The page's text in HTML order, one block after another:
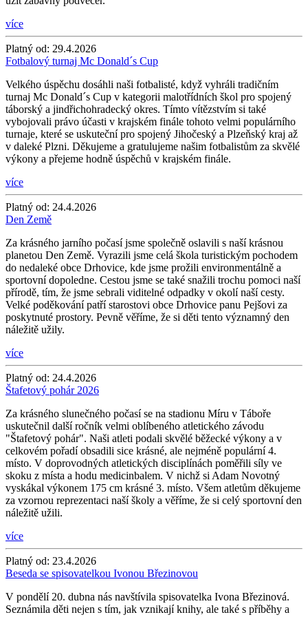
více
Platný od: 29.4.2026
Fotbalový turnaj Mc Donald´s Cup
Velkého úspěchu dosáhli naši fotbalisté, když vyhráli tradičním
turnaj Mc Donald´s Cup v kategorii malotřídních škol pro spojený
táborský a jindřichohradecký okres. Tímto vítězstvím si také
vybojovali právo účasti v krajském finále tohoto velmi populárního
turnaje, které se uskuteční pro spojený Jihočeský a Plzeňský kraj až
v daleké Plzni. Děkujeme a gratulujeme našim fotbalistům za skvělé
výkony a přejeme hodně úspěchů v krajském finále.
více
Platný od: 24.4.2026
Den Země
Za krásného jarního počasí jsme společně oslavili s naší krásnou
planetou Den Země. Vyrazili jsme celá škola turistickým pochodem
do nedaleké obce Drhovice, kde jsme prožili environmentálně a
sportovní dopoledne. Cestou jsme se také snažili trochu pomoci naší
přírodě, tím, že jsme sebrali viditelné odpadky v okolí naší cesty.
Velké poděkování patří starostovi obce Drhovice panu Pejšovi za
poskytnuté prostory. Pevně věříme, že si děti tento významný den
náležitě užily.
více
Platný od: 24.4.2026
Štafetový pohár 2026
Za krásného slunečného počasí se na stadionu Míru v Táboře
uskutečnil další ročník velmi oblíbeného atletického závodu
"Štafetový pohár". Naši atleti podali skvělé běžecké výkony a v
celkovém pořadí obsadili sice krásné, ale nejméně populární 4.
místo. V doprovodných atletických disciplínách poměřili síly ve
skoku z místa a hodu medicinbalem. V nichž si Adam Novotný
vyskákal výkonem 175 cm krásné 3. místo. Všem atletům děkujeme
za vzornou reprezentaci naší školy a věříme, že si celý sportovní den
náležitě užili.
více
Platný od: 23.4.2026
Beseda se spisovatelkou Ivonou Březinovou
V pondělí 20. dubna nás navštívila spisovatelka Ivona Březinová.
Seznámila děti nejen s tím, jak vznikají knihy, ale také s příběhy a